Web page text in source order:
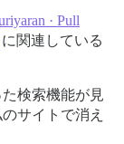
· Pull
に関連している
検索機能が見
サイトで消え